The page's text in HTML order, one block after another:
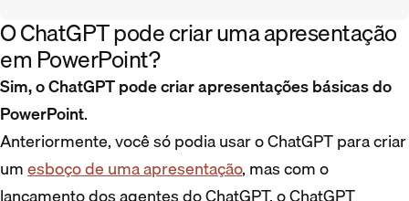
O ChatGPT pode criar uma apresentação
em PowerPoint?
Sim, o ChatGPT pode criar apresentações básicas do
PowerPoint.
Anteriormente, você só podia usar o ChatGPT para criar
umesboço de uma apresentação, mas com o
lançamento dos agentes do ChatGPT, o ChatGPT